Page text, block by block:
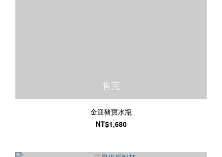
售完
金迎豬寶水瓶
NT$1,680